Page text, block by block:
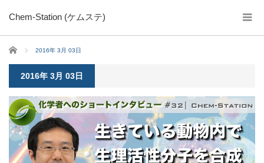
Chem-Station (ケムステ)
ホーム 2016年 3月 03日
2016年 3月 03日